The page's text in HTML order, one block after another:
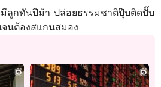
ลูกทันปีม้า ปล่อยธรรมชาติปุ๊บติดปั๊บ
จนต้องสแกนสมอง